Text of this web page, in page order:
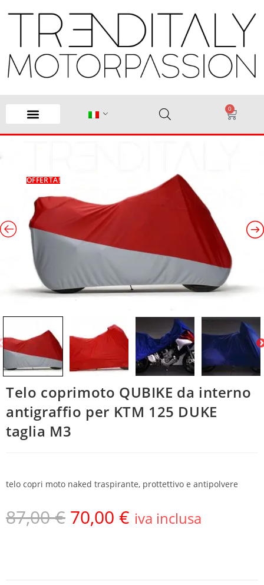
0
OFFERTA!
Telo coprimoto QUBIKE da interno
antigraffio per KTM 125 DUKE
taglia M3
telo copri moto naked traspirante, prottettivo e antipolvere
87,00€ 70,00 € iva inclusa